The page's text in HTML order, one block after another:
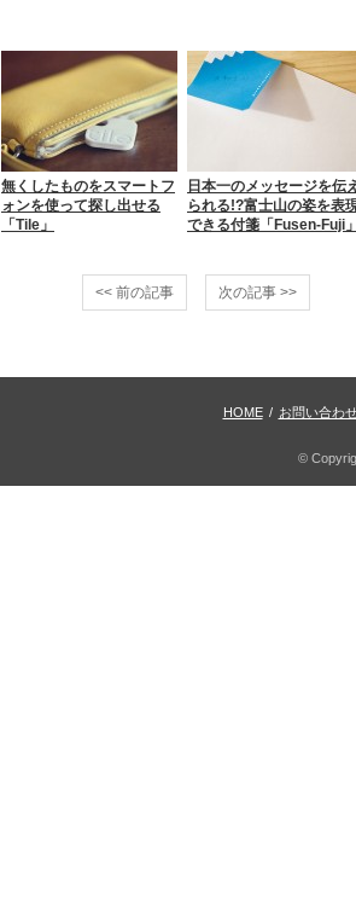
無くしたものをスマートフ
ォンを使って探し出せる
「Tile」
日本一のメッセージを伝
られる!?富士山の姿を表
できる付箋「Fusen-Fuji
<< 前の記事 次の記事 >>
HOME / お問い合わ
©